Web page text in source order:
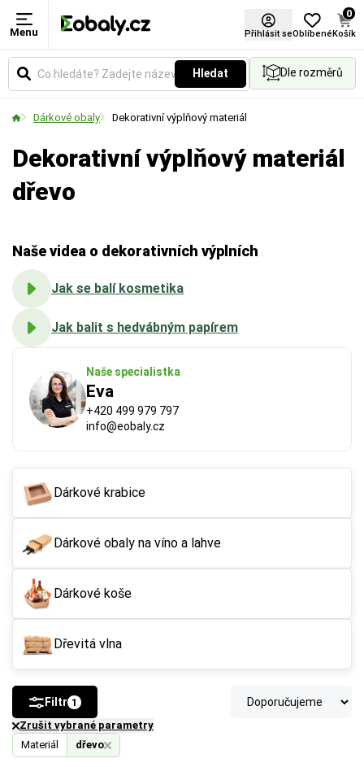
Menu Přihlásit seOblíbené
0
Košík
Hledat Dle rozměrů
Dárkové obaly Dekorativní výplňový materiál
Dekorativní výplňový materiál
dřevo
Naše specialistka
Eva
+420 499 979 797
info@eobaly.cz
Naše videa o dekorativních výplních
Jak se balí kosmetika
Jak balit s hedvábným papírem
Dárkové krabice
Dárkové obaly na víno a lahve
Dárkové koše
Dřevitá vlna
Materiál dřevo
Zrušit vybrané parametry
Filtr 1
Barva
Vyberte si barevné provedení obalů a balicích
Materiál
Zvolte typ materiálu podle požadované pevnosti,
Použití
Určuje způsob aplikace fólie. Vyberte si variantu
Certifikace FSC®
FSC® (Forest Stewardship Council) zaručuje, že
použitý papír nebo karton pochází z odpovědně a
udržitelně spravovaných lesů. Výrobky s tímto
označením podporují šetrné hospodaření
s přírodními zdroji.